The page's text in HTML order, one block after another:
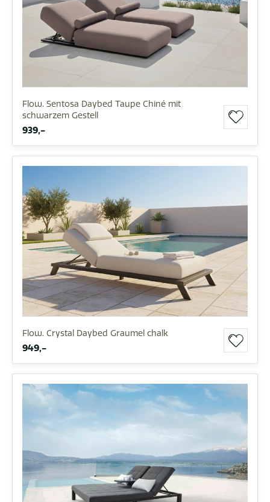
Flow. Sentosa Daybed Taupe Chiné mit
schwarzem Gestell
939,-
Flow. Crystal Daybed Graumel chalk
949,-